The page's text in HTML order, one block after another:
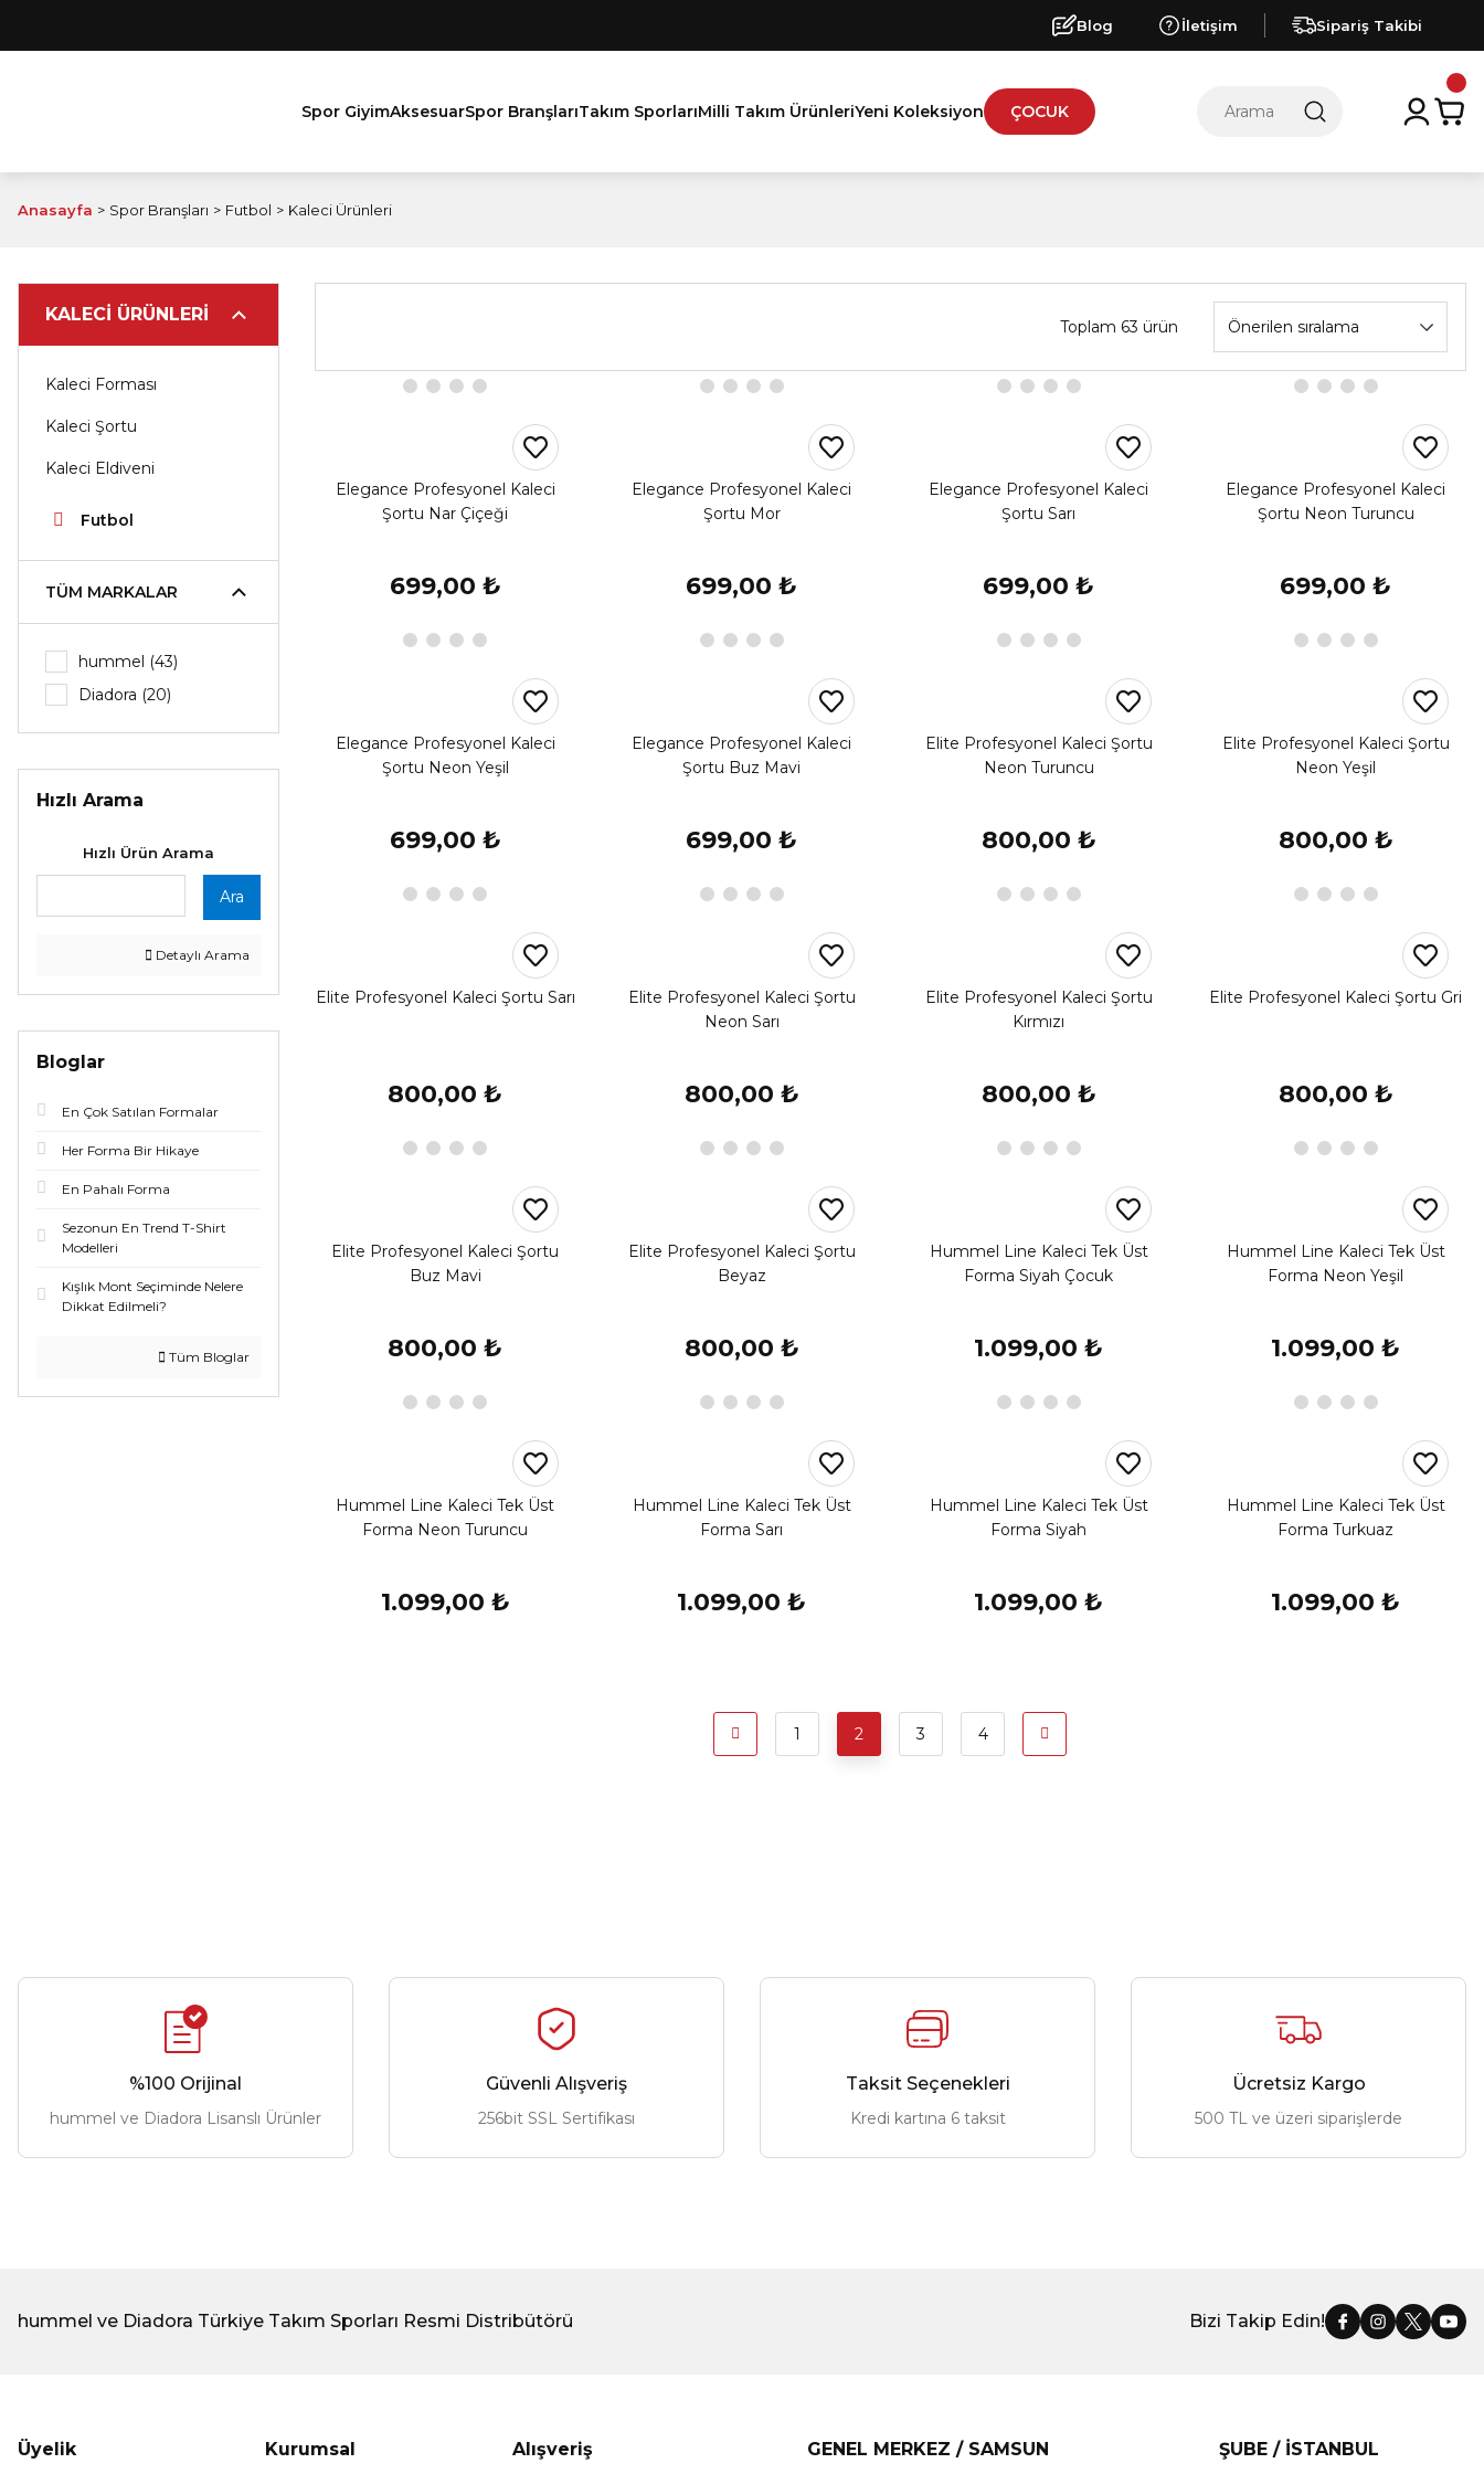
Blog İletişim Sipariş Takibi
Spor GiyimAksesuarSpor BranşlarıTakım SporlarıMilli Takım ÜrünleriYeni Koleksiyon ÇOCUK
Anasayfa Spor Branşları Futbol Kaleci Ürünleri
KALECI ÜRÜNLERI
Kaleci Forması
Kaleci Şortu
Kaleci Eldiveni
Futbol
TÜM MARKALAR
hummel (43)
Diadora (20)
Hızlı Arama
Hızlı Ürün Arama
Ara
Detaylı Arama
Bloglar
En Çok Satılan Formalar
Her Forma Bir Hikaye
En Pahalı Forma
Sezonun En Trend T-Shirt
Modelleri
Kışlık Mont Seçiminde Nelere
Dikkat Edilmeli?
Tüm Bloglar
Toplam 63 ürün
Elegance Profesyonel Kaleci
Şortu Nar Çiçeği
699,00 ₺
Elegance Profesyonel Kaleci
Şortu Mor
699,00 ₺
Elegance Profesyonel Kaleci
Şortu Sarı
699,00 ₺
Elegance Profesyonel Kaleci
Şortu Neon Turuncu
699,00 ₺
Elegance Profesyonel Kaleci
Şortu Neon Yeşil
699,00 ₺
Elegance Profesyonel Kaleci
Şortu Buz Mavi
699,00 ₺
Elite Profesyonel Kaleci Şortu
Neon Turuncu
800,00 ₺
Elite Profesyonel Kaleci Şortu
Neon Yeşil
800,00 ₺
Elite Profesyonel Kaleci Şortu Sarı
800,00 ₺
Elite Profesyonel Kaleci Şortu
Neon Sarı
800,00 ₺
Elite Profesyonel Kaleci Şortu
Kırmızı
800,00 ₺
Elite Profesyonel Kaleci Şortu Gri
800,00 ₺
Elite Profesyonel Kaleci Şortu
Buz Mavi
800,00 ₺
Elite Profesyonel Kaleci Şortu
Beyaz
800,00 ₺
Hummel Line Kaleci Tek Üst
Forma Siyah Çocuk
1.099,00 ₺
Hummel Line Kaleci Tek Üst
Forma Neon Yeşil
1.099,00 ₺
Hummel Line Kaleci Tek Üst
Forma Neon Turuncu
1.099,00 ₺
Hummel Line Kaleci Tek Üst
Forma Sarı
1.099,00 ₺
Hummel Line Kaleci Tek Üst
Forma Siyah
1.099,00 ₺
Hummel Line Kaleci Tek Üst
Forma Turkuaz
1.099,00 ₺
1 2 3 4
%100 Orijinal
hummel ve Diadora Lisanslı Ürünler
Güvenli Alışveriş
256bit SSL Sertifikası
Taksit Seçenekleri
Kredi kartına 6 taksit
Ücretsiz Kargo
500 TL ve üzeri siparişlerde
hummel ve Diadora Türkiye Takım Sporları Resmi Distribütörü Bizi Takip Edin!
Üyelik Kurumsal Alışveriş GENEL MERKEZ / SAMSUN ŞUBE / İSTANBUL